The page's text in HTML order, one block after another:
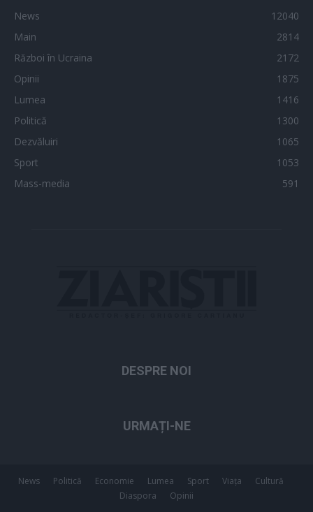
News
12040
Main
2814
Război în Ucraina
2172
Opinii
1875
Lumea
1416
Politică
1300
Dezvăluiri
1065
Sport
1053
Mass-media
591
DESPRE NOI
URMAȚI-NE
News Politică Economie Lumea Sport Viața
Cultură
Diaspora
Opinii